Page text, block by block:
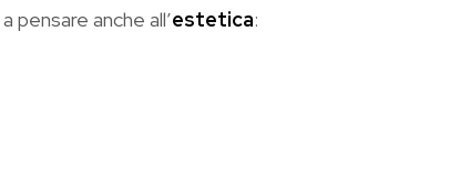
anche all’estetica: